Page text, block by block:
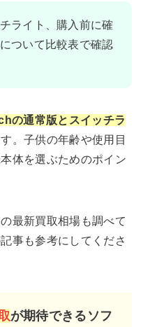
ライト、購入前に確
ついて比較表で確認
の通常版とスイッチラ
。子供の年齢や使用目
体を選ぶためのポイン
最新買取相場も調べて
事も参考にしてくださ
が期待できるソフ